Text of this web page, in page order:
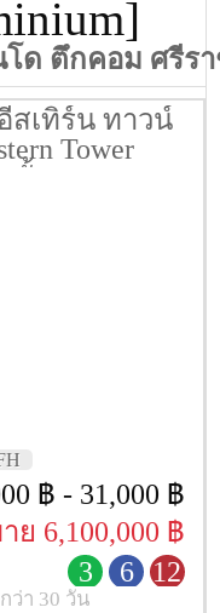
โด ตึกคอม ศรีร
สเทิร์น ทาวน์
Tower
น 11
฿ - 31,000 ฿
ย 6,100,000 ฿
3
6 12
ว่า 30 วัน